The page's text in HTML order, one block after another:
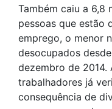
Também caiu a 6,8
pessoas que estão
emprego, o menor
desocupados
dezembro de 2014.
trabalhadores já
consequência de